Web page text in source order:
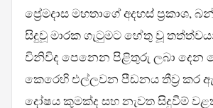
ප්‍රේමදාස මහතාගේ අදහස් ප්‍රකාශ,
සිදුවූ මාරක ගැටුමට හේතු වූ
විනිවිද පෙනෙන පිළිතුරු ලබා දෙන
කෙරෙහි එල්ලවන පීඩනය තීව්‍ර කර
දෝෂය කුමක්ද සහ නැවත සිදුවීම්